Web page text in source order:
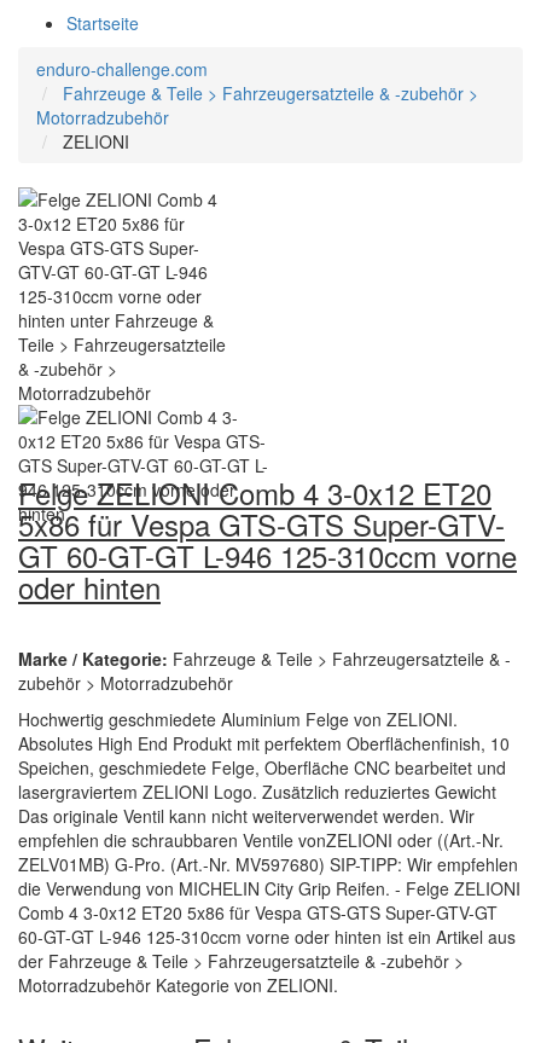
Startseite
enduro-challenge.com
Fahrzeuge & Teile > Fahrzeugersatzteile & -zubehör >
Motorradzubehör
ZELIONI
Felge ZELIONI Comb 4 3-0x12 ET20
5x86 für Vespa GTS-GTS Super-GTV-
GT 60-GT-GT L-946 125-310ccm vorne
oder hinten
Marke / Kategorie: Fahrzeuge & Teile > Fahrzeugersatzteile & -
zubehör > Motorradzubehör
Hochwertig geschmiedete Aluminium Felge von ZELIONI.
Absolutes High End Produkt mit perfektem Oberflächenfinish, 10
Speichen, geschmiedete Felge, Oberfläche CNC bearbeitet und
lasergraviertem ZELIONI Logo. Zusätzlich reduziertes Gewicht
Das originale Ventil kann nicht weiterverwendet werden. Wir
empfehlen die schraubbaren Ventile vonZELIONI oder ((Art.-Nr.
ZELV01MB) G-Pro. (Art.-Nr. MV597680) SIP-TIPP: Wir empfehlen
die Verwendung von MICHELIN City Grip Reifen. - Felge ZELIONI
Comb 4 3-0x12 ET20 5x86 für Vespa GTS-GTS Super-GTV-GT
60-GT-GT L-946 125-310ccm vorne oder hinten ist ein Artikel aus
der Fahrzeuge & Teile > Fahrzeugersatzteile & -zubehör >
Motorradzubehör Kategorie von ZELIONI.